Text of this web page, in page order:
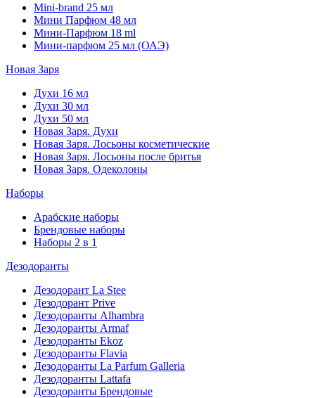
Mini-brand 25 мл
Мини Парфюм 48 мл
Мини-Парфюм 18 ml
Мини-парфюм 25 мл (ОАЭ)
Новая Заря
Духи 16 мл
Духи 30 мл
Духи 50 мл
Новая Заря. Духи
Новая Заря. Лосьоны косметические
Новая Заря. Лосьоны после бритья
Новая Заря. Одеколоны
Наборы
Арабские наборы
Брендовые наборы
Наборы 2 в 1
Дезодоранты
Дезодорант La Stee
Дезодорант Prive
Дезодоранты Alhambra
Дезодоранты Armaf
Дезодоранты Ekoz
Дезодоранты Flavia
Дезодоранты La Parfum Galleria
Дезодоранты Lattafa
Дезодоранты Брендовые